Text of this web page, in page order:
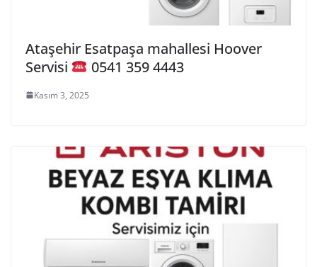
Ataşehir Esatpaşa mahallesi Hoover
Servisi
0541 359 4443
Kasım 3, 2025